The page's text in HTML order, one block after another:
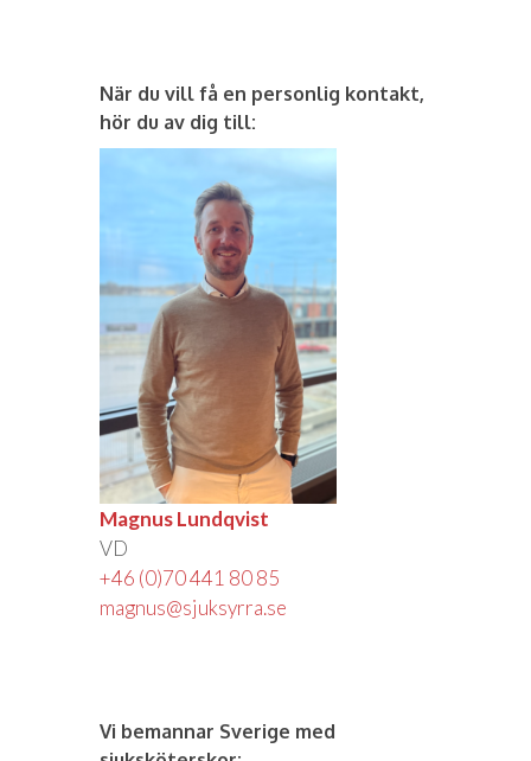
När du vill få en personlig kontakt,
hör du av dig till:
Magnus Lundqvist
VD
+46 (0)70 441 80 85
magnus@sjuksyrra.se
Vi bemannar Sverige med